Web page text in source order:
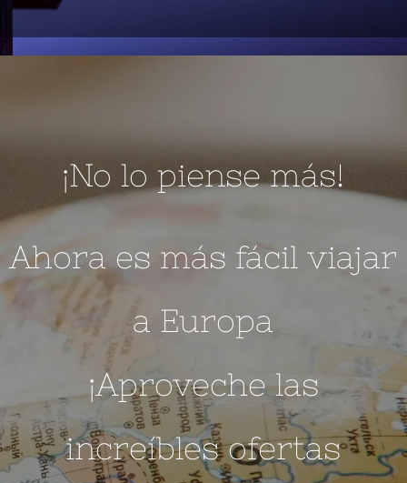
¡No lo piense más!
Ahora es más fácil viajar
a Europa
¡Aproveche las
increíbles ofertas